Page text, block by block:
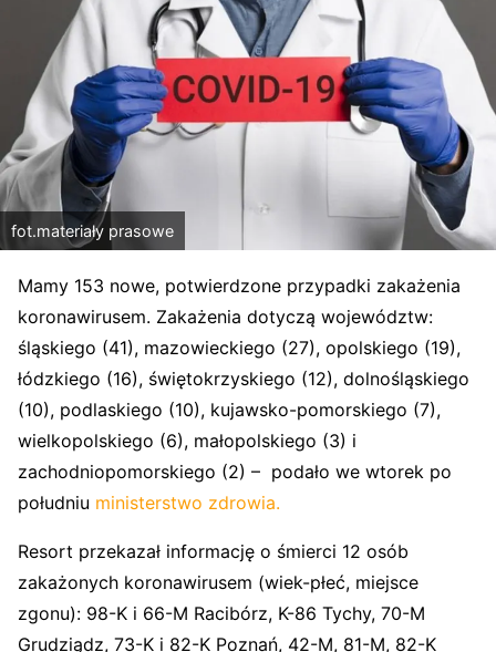
fot.materiały prasowe
Mamy 153 nowe, potwierdzone przypadki zakażenia
koronawirusem. Zakażenia dotyczą województw:
śląskiego (41), mazowieckiego (27), opolskiego (19),
łódzkiego (16), świętokrzyskiego (12), dolnośląskiego
(10), podlaskiego (10), kujawsko-pomorskiego (7),
wielkopolskiego (6), małopolskiego (3) i
zachodniopomorskiego (2) – podało we wtorek po
południu ministerstwo zdrowia.
Resort przekazał informację o śmierci 12 osób
zakażonych koronawirusem (wiek-płeć, miejsce
zgonu): 98-K i 66-M Racibórz, K-86 Tychy, 70-M
Grudziądz, 73-K i 82-K Poznań, 42-M, 81-M, 82-K